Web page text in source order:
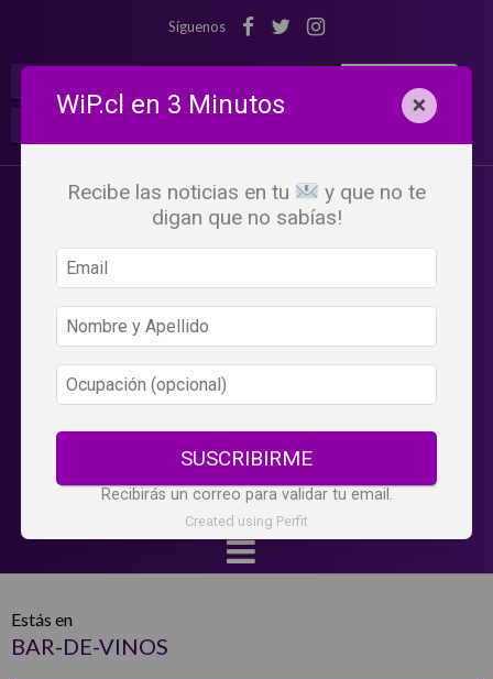
Síguenos
Estás en
BAR-DE-VINOS
WiP.cl en 3 Minutos ×
Recibe las noticias en tu
y que no te
digan que no sabías!
SUSCRIBIRME
Recibirás un correo para validar tu email.
Created using Perfit